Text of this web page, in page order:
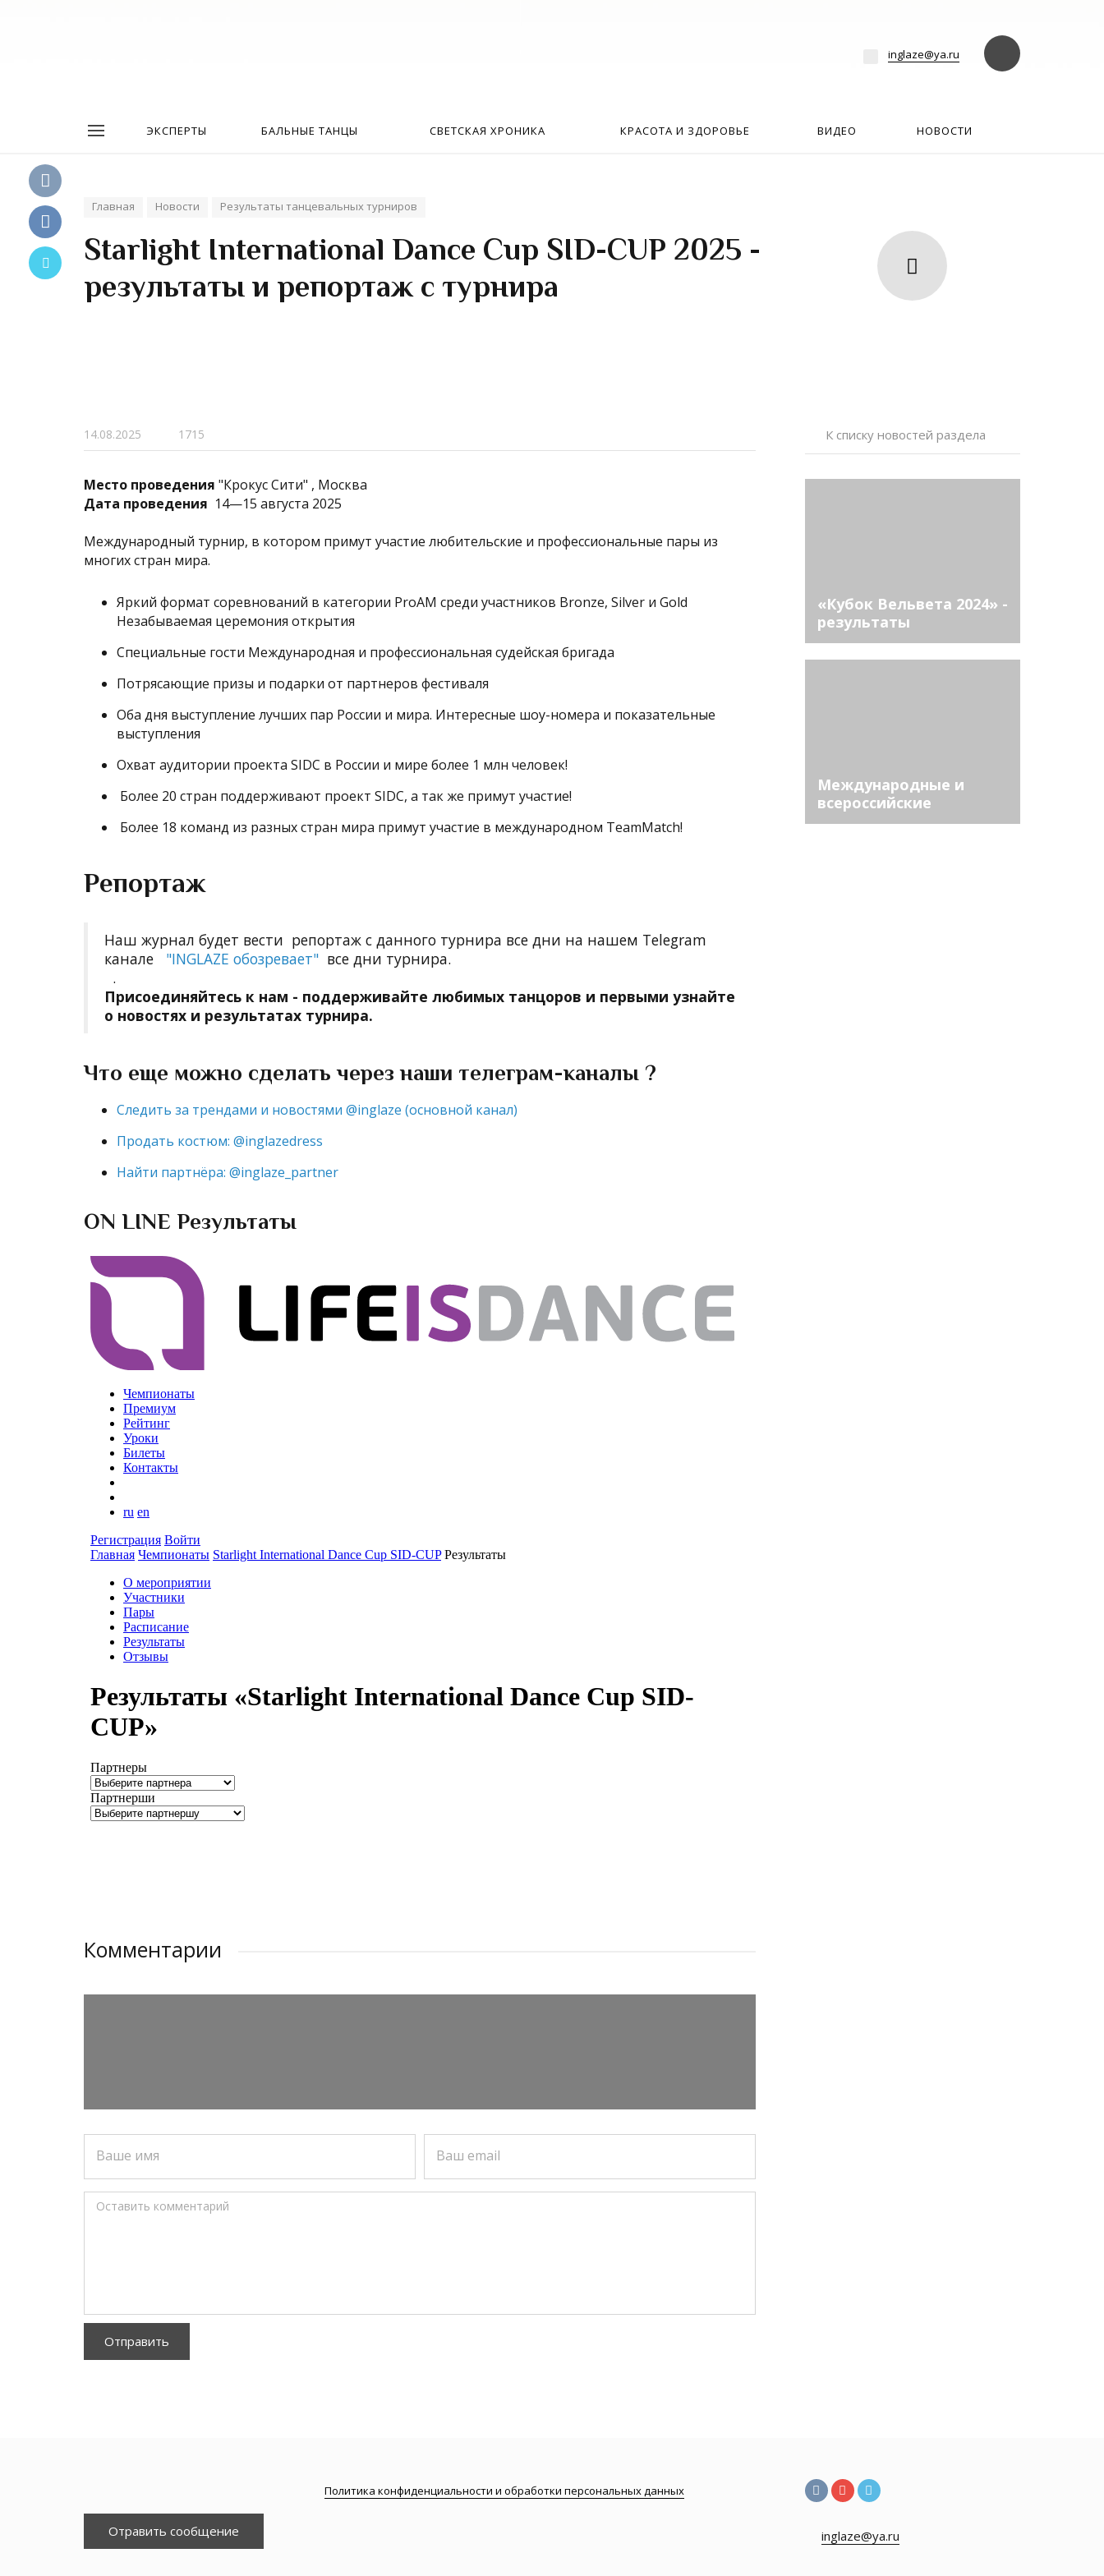
inglaze@ya.ru
ЭКСПЕРТЫ БАЛЬНЫЕ ТАНЦЫ СВЕТСКАЯ ХРОНИКА КРАСОТА И ЗДОРОВЬЕ ВИДЕО НОВОСТИ
Главная Новости Результаты танцевальных турниров
Starlight International Dance Cup SID-CUP 2025 -
результаты и репортаж с турнира
К списку новостей раздела
«Кубок Вельвета 2024» -
результаты
Международные и
всероссийские
соревнования г. Новый
14.08.2025 1715
Место проведения "Крокус Сити" , Москва
Дата проведения 14—15 августа 2025
Международный турнир, в котором примут участие любительские и профессиональные пары из
многих стран мира.
Яркий формат соревнований в категории ProAM среди участников Bronze, Silver и Gold
Незабываемая церемония открытия
Специальные гости Международная и профессиональная судейская бригада
Потрясающие призы и подарки от партнеров фестиваля
Оба дня выступление лучших пар России и мира. Интересные шоу-номера и показательные
выступления
Охват аудитории проекта SIDC в России и мире более 1 млн человек!
Более 20 стран поддерживают проект SIDC, а так же примут участие!
Более 18 команд из разных стран мира примут участие в международном TeamMatch!
Репортаж
Наш журнал будет вести репортаж с данного турнира все дни на нашем Telegram
канале "INGLAZE обозревает" все дни турнира.
.
Присоединяйтесь к нам - поддерживайте любимых танцоров и первыми узнайте
о новостях и результатах турнира.
Что еще можно сделать через наши телеграм-каналы ?
Следить за трендами и новостями @inglaze (основной канал)
Продать костюм: @inglazedress
Найти партнёра: @inglaze_partner
ON LINE Результаты
Комментарии
Ваше имя Ваш email
Оставить комментарий
Отправить
Отравить сообщение
Политика конфиденциальности и обработки персональных данных
inglaze@ya.ru